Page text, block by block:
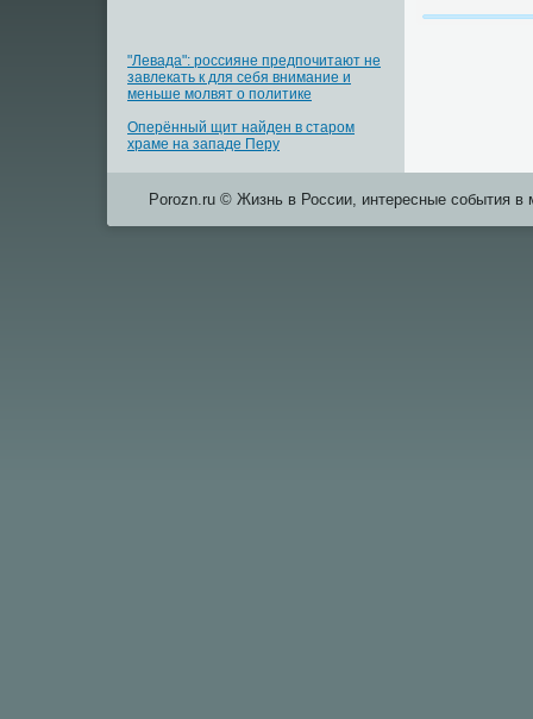
"Левада": россияне предпочитают не
завлекать к для себя внимание и
меньше молвят о политике
Оперённый щит найден в старом
храме на западе Перу
Porozn.ru © Жизнь в России, интересные события в